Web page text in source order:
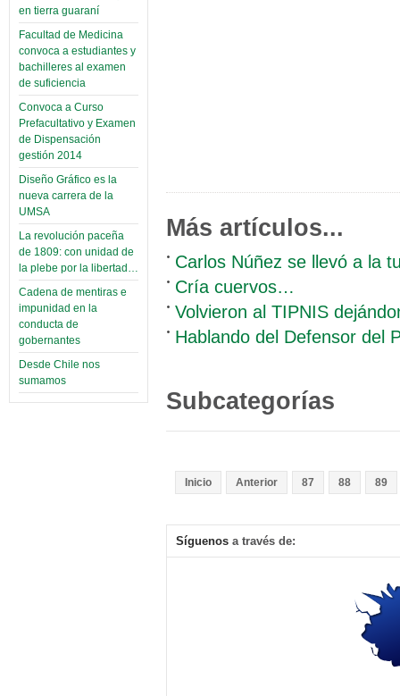
en tierra guaraní
Facultad de Medicina
convoca a estudiantes y
bachilleres al examen
de suficiencia
Convoca a Curso
Prefacultativo y Examen
de Dispensación
gestión 2014
Diseño Gráfico es la
nueva carrera de la
UMSA
La revolución paceña
de 1809: con unidad de
la plebe por la libertad…
Cadena de mentiras e
impunidad en la
conducta de
gobernantes
Desde Chile nos
sumamos
Más artículos...
Carlos Núñez se llevó a la
Cría cuervos…
Volvieron al TIPNIS
Hablando del Defensor del
Subcategorías
Inicio Anterior 87 88 89
Síguenos a través de: